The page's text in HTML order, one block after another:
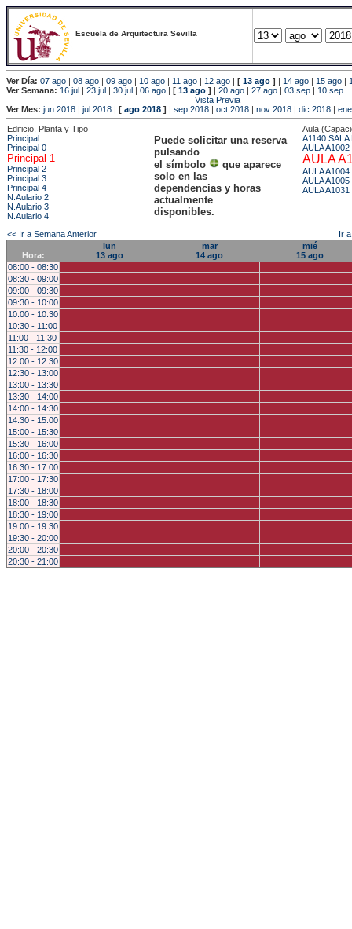
Escuela de Arquitectura Sevilla
Ver Día: 07 ago | 08 ago | 09 ago | 10 ago | 11 ago | 12 ago | [ 13 ago ] | 14 ago | 15 ago |
Ver Semana: 16 jul | 23 jul | 30 jul | 06 ago | [ 13 ago ] | 20 ago | 27 ago | 03 sep | 10 sep
Vista Previa
Ver Mes: jun 2018 | jul 2018 | [ ago 2018 ] | sep 2018 | oct 2018 | nov 2018 | dic 2018 |
Edificio, Planta y Tipo
Principal
Principal 0
Principal 1
Principal 2
Principal 3
Principal 4
N.Aulario 2
N.Aulario 3
N.Aulario 4
Puede solicitar una reserva
pulsando
el símbolo
que aparece
solo en las
dependencias y horas
actualmente
disponibles.
Aula
A1140
AULA A1002
AULA
AULA A1004
AULA A1005
AULA A1031
<< Ir a Semana Anterior Ir
Hora:
lun
13 ago
mar
14 ago
mié
15 ago
08:00 - 08:30
08:30 - 09:00
09:00 - 09:30
09:30 - 10:00
10:00 - 10:30
10:30 - 11:00
11:00 - 11:30
11:30 - 12:00
12:00 - 12:30
12:30 - 13:00
13:00 - 13:30
13:30 - 14:00
14:00 - 14:30
14:30 - 15:00
15:00 - 15:30
15:30 - 16:00
16:00 - 16:30
16:30 - 17:00
17:00 - 17:30
17:30 - 18:00
18:00 - 18:30
18:30 - 19:00
19:00 - 19:30
19:30 - 20:00
20:00 - 20:30
20:30 - 21:00